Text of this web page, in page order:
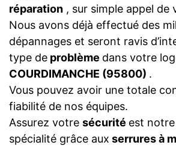
réparation , sur simple appel de
Nous avons déjà effectué des
dépannages et seront ravis
type de problème dans votre
COURDIMANCHE (95800) .
Vous pouvez avoir une totale
fiabilité de nos équipes.
Assurez votre sécurité est
spécialité grâce aux serrures à